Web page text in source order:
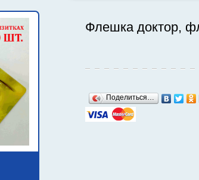
Флешка доктор,
Поделиться…